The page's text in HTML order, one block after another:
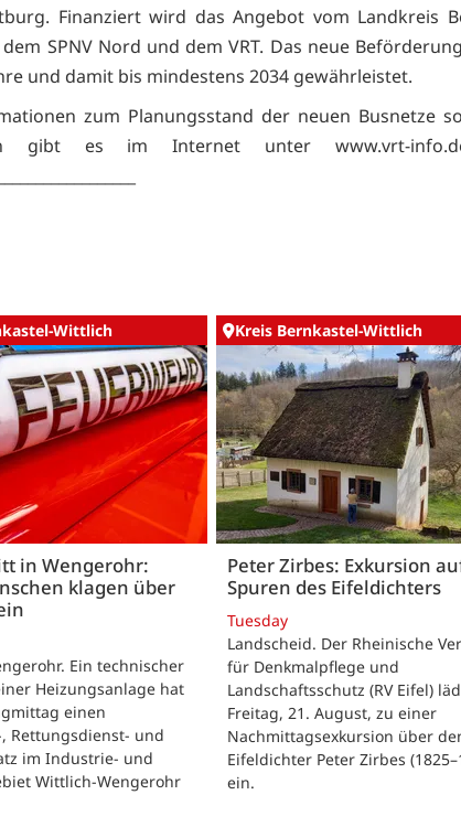
Finanziert wird das Angebot vom Landkreis
SPNV Nord und dem VRT. Das neue
und damit bis mindestens 2034 gewährleistet.
zum Planungsstand der neuen Busnetze
gibt es im Internet unter www.vrt-
Wittlich
in Wengerohr:
klagen über
Ein technischer
Heizungsanlage hat
einen
Rettungsdienst- und
im Industrie- und
Wittlich-Wengerohr
Kreis Bernkastel-Wittlich
Peter Zirbes: Exkursion
Spuren des Eifeldichters
Tuesday
Landscheid. Der Rheinische
für Denkmalpflege und
Landschaftsschutz (RV Eifel)
Freitag, 21. August, zu einer
Nachmittagsexkursion über
Eifeldichter Peter Zirbes
ein.